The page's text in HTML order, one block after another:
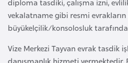
diploma tasdiki, çalışma izni,
vekalatname gibi resmi
büyükelçilik/konsolosluk
Vize Merkezi Tayvan evrak tasdik
B
h